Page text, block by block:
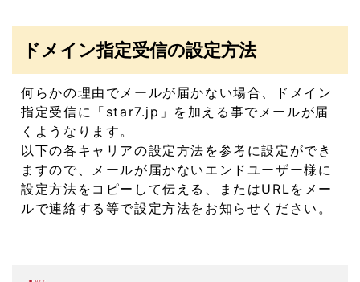
ドメイン指定受信の設定方法
何らかの理由でメールが届かない場合、ドメイン
指定受信に「star7.jp」を加える事でメールが届
くようなります。
以下の各キャリアの設定方法を参考に設定ができ
ますので、メールが届かないエンドユーザー様に
設定方法をコピーして伝える、またはURLをメー
ルで連絡する等で設定方法をお知らせください。